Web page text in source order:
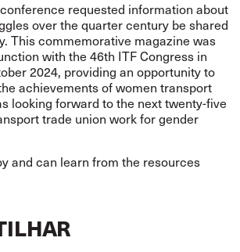
requested information about
over the quarter century be shared
This commemorative magazine was
with the 46th ITF Congress in
2024, providing an opportunity to
achievements of women transport
looking forward to the next twenty-five
trade union work for gender
and can learn from the resources